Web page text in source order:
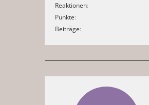
Reaktionen
Punkte
Beiträge